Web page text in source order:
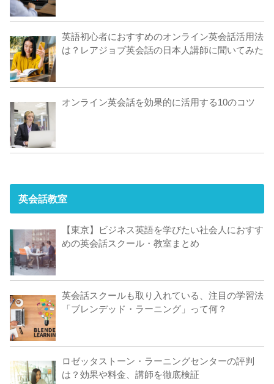
英語初心者におすすめのオンライン英会話活用法
は？レアジョブ英会話の日本人講師に聞いてみた
オンライン英会話を効果的に活用する10のコツ
英会話教室
【東京】ビジネス英語を学びたい社会人におすす
めの英会話スクール・教室まとめ
英会話スクールも取り入れている、注目の学習法
「ブレンデッド・ラーニング」って何？
ロゼッタストーン・ラーニングセンターの評判
は？効果や料金、講師を徹底検証